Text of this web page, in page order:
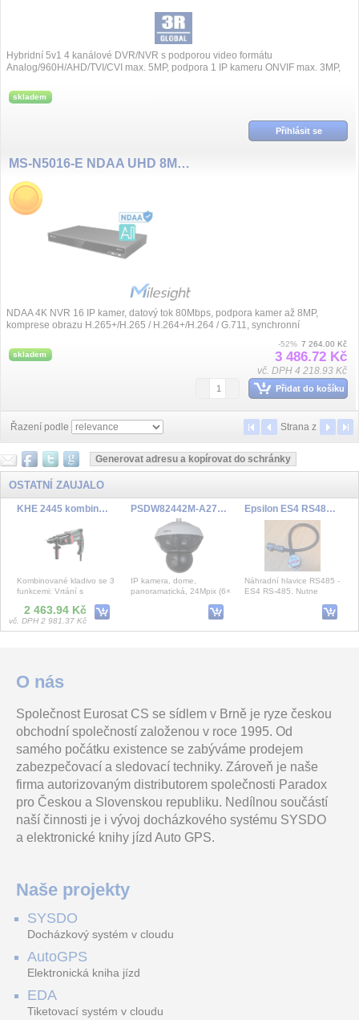
Hybridní 5v1 4 kanálové DVR/NVR s podporou video formátu
Analog/960H/AHD/TVI/CVI max. 5MP, podpora 1 IP kameru ONVIF max. 3MP,
skladem
Přihlásit se
MS-N5016-E NDAA UHD 8MP(4K), 16 kanál NVR, bez PoE
NDAA 4K NVR 16 IP kamer, datový tok 80Mbps, podpora kamer až 8MP,
komprese obrazu H.265+/H.265 / H.264+/H.264 / G.711, synchronní
skladem
-52% 7 264.00 Kč
3 486.72 Kč
vč. DPH 4 218.93 Kč
Přidat do košíku
Řazení podle Strana z
OSTATNÍ ZAUJALO
KHE 2445 kombinované kladivo
Kombinované kladivo se 3
funkcemi: Vrtání s
Elektronika Vario (
2 463.94 Kč
vč. DPH 2 981.37 Kč
PSDW82442M-A270-D440-DC36V-S3
IP kamera, dome,
panoramatická, 24Mpix (6×
4Mpix, f=5.5–220mm,
Epsilon ES4 RS485 hlavice
Náhradní hlavice RS485 -
ES4 RS-485. Nutne
Lamelový zámek pro kryty ,
( rozdílné klíče )
Modul umožňující zasílání
vybraných událostí a
požadavků prostřednictvím
E-mailu nebo
Držák s magnetem jako
příslušenství, které lze
GL100 na kovový
H55ZBME-5F-HD (ST)
ohnisková vzdálenost 12,0 -
1680,0 mm, motorizované
PNK-00000 kódová klávesnice
SBE 850-2 příklepová vrtačka
Elektronika Vario (V) k práci
s odpovídajícími otáčkami,
EMM001 Probe s HUB
O nás
Společnost Eurosat CS se sídlem v Brně je ryze českou
obchodní společností založenou v roce 1995. Od
samého počátku existence se zabýváme prodejem
zabezpečovací a sledovací techniky. Zároveň je naše
firma autorizovaným distributorem společnosti Paradox
pro Českou a Slovenskou republiku. Nedílnou součástí
naší činnosti je i vývoj docházkového systému SYSDO
a elektronické knihy jízd Auto GPS.
Naše projekty
SYSDO
Docházkový systém v cloudu
AutoGPS
Elektronická kniha jízd
EDA
Tiketovací systém v cloudu